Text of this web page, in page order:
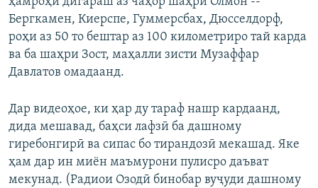
Бергкамен, Киерспе, Гуммерсбах, Дюсселдорф,
роҳи аз 50 то бештар аз 100 километриро тай карда
ва ба шаҳри Зост, маҳалли зисти Музаффар
Давлатов омадаанд.
Дар видеоҳое, ки ҳар ду тараф нашр кардаанд,
дида мешавад, баҳси лафзӣ ба дашному
гиребонгирӣ ва сипас бо тирандозӣ мекашад. Яке
ҳам дар ин миён маъмурони пулисро даъват
мекунад. (Радиои Озодӣ бинобар вуҷуди дашному